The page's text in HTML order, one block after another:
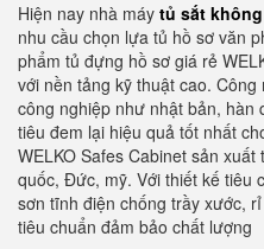
Hiện nay nhà máy tủ sắt
nhu cầu chọn lựa tủ hồ sơ văn
phẩm tủ đựng hồ sơ giá rẻ
với nền tảng kỹ thuật cao.
công nghiệp như nhật bản, hàn
tiêu đem lại hiệu quả tốt nhất
WELKO Safes Cabinet sản
quốc, Đức, mỹ. Với thiết kế tiêu
sơn tĩnh điện chống trầy xước,
tiêu chuẩn đảm bảo chất lượng